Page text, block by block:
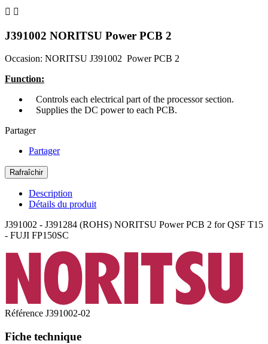
 
J391002 NORITSU Power PCB 2
Occasion: NORITSU J391002 Power PCB 2
Function:
Controls each electrical part of the processor section.
Supplies the DC power to each PCB.
Partager
Partager
Description
Détails du produit
J391002 - J391284 (ROHS) NORITSU Power PCB 2 for QSF T15
- FUJI FP150SC
Référence J391002-02
Fiche technique